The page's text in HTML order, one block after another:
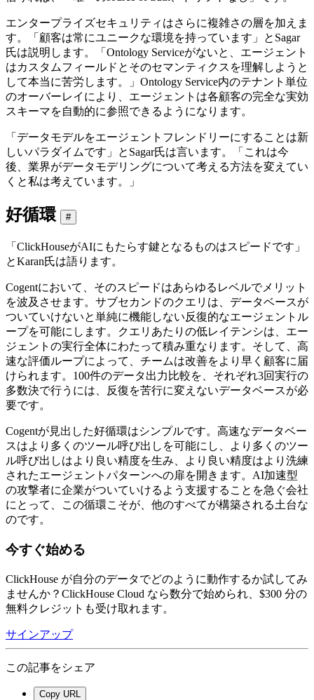
エンタープライズセキュリティはさらに複雑さの層を加えま
す。「顧客は常にユニークな環境を持っています」とSagar
氏は説明します。「Ontology Serviceがないと、エージェント
はカスタムフィールドとそのセマンティクスを理解しようと
して本当に苦労します。」Ontology Service内のテナント単位
のオーバーレイにより、エージェントは各顧客の完全な実効
スキーマを自動的に参照できるようになります。
「データモデルをエージェントフレンドリーにすることは新
しいパラダイムです」とSagar氏は言います。「これは今
後、業界がデータモデリングについて考える方法を変えてい
くと私は考えています。」
好循環 #
「ClickHouseがAIにもたらす鍵となるものはスピードです」
とKaran氏は語ります。
Cogentにおいて、そのスピードはあらゆるレベルでメリット
を波及させます。サブセカンドのクエリは、データベースが
ついていけないと単純に機能しない反復的なエージェントル
ープを可能にします。クエリあたりの低レイテンシは、エー
ジェントの実行全体にわたって積み重なります。そして、高
速な評価ループによって、チームは改善をより早く顧客に届
けられます。100件のデータ出力比較を、それぞれ3回実行の
多数決で行うには、反復を苦行に変えないデータベースが必
要です。
Cogentが見出した好循環はシンプルです。高速なデータベー
スはより多くのツール呼び出しを可能にし、より多くのツー
ル呼び出しはより良い精度を生み、より良い精度はより洗練
されたエージェントパターンへの扉を開きます。AI加速型
の攻撃者に企業がついていけるよう支援することを急ぐ会社
にとって、この循環こそが、他のすべてが構築される土台な
のです。
今すぐ始める
ClickHouse が自分のデータでどのように動作するか試してみ
ませんか？ClickHouse Cloud なら数分で始められ、$300 分の
無料クレジットも受け取れます。
サインアップ
この記事をシェア
Copy URL